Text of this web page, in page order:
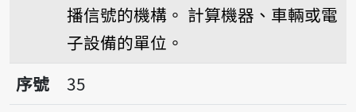
播信號的機構。 計算機器、車輛或電
子設備的單位。
序號35帖仔
序號
35